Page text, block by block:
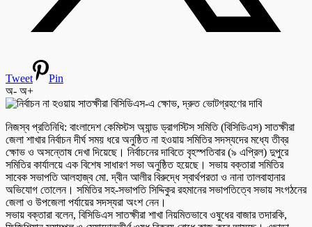
Tweet
Pin
অ- অ+
নিজস্ব প্রতিনিধি: বাংলাদেশ কেমিস্টস অ্যান্ড ড্রাগস্টিস সমিতি (বিসিডিএস) সাতক্ষীরা
জেলা শাখার নির্বাচন দীর্ঘ সময় ধরে অনুষ্ঠিত না হওয়ায় সমিতির সদস্যদের মধ্যে তীব্র
ক্ষোভ ও অসন্তোষ দেখা দিয়েছে। নির্বাচনের দাবিতে বৃহস্পতিবার (৯ এপ্রিল) দুপুরে
সমিতির কার্যালয়ে এক বিশেষ সাধারণ সভা অনুষ্ঠিত হয়েছে। সভায় বক্তারা সমিতির
সাবেক সভাপতি আলহাজ্ব মো. দ্বীন আলীর বিরুদ্ধে স্বার্থপরতা ও নানা তালবাহানার
অভিযোগ তোলেন। সমিতির সহ-সভাপতি সিদ্দিকুর রহমানের সভাপতিত্বে সভায় সংগঠনের
জেলা ও উপজেলা পর্যায়ের সদস্যরা অংশ নেন।
সভায় বক্তারা বলেন, বিসিডিএস সাতক্ষীরা শাখা নিয়মিতভাবে ওষুধের বাজার তদারকি,